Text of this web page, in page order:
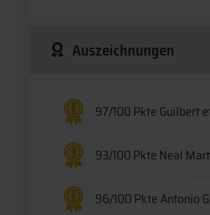
Auszeichnungen
97/100 Pkte Guilbert et
93/100 Pkte Neal
96/100 Pkte Antonio